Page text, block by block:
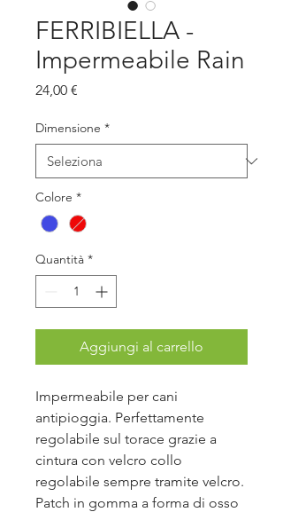
FERRIBIELLA -
Impermeabile Rain
24,00 €
Dimensione *
Colore *
Quantità *
Aggiungi al carrello
Impermeabile per cani
antipioggia. Perfettamente
regolabile sul torace grazie a
cintura con velcro collo
regolabile sempre tramite velcro.
Patch in gomma a forma di osso